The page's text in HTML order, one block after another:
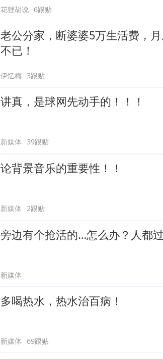
花狸胡说 6跟贴
老公分家，断婆婆5万生活费，
不已！
伊忆梅 3跟贴
讲真，是球网先动手的！！！
新媒体 39跟贴
论背景音乐的重要性！！
新媒体 2跟贴
旁边有个抢活的…怎么办？人都
新媒体
多喝热水，热水治百病！
新媒体 69跟贴